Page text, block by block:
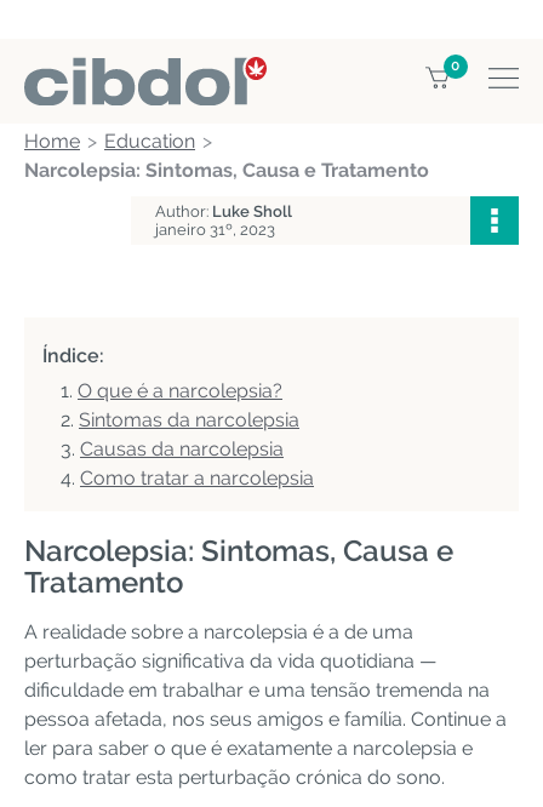
0
Home
Education
Narcolepsia: Sintomas, Causa e Tratamento
Author: Luke Sholl
janeiro 31º, 2023
Índice:
O que é a narcolepsia?
Sintomas da narcolepsia
Causas da narcolepsia
Como tratar a narcolepsia
Narcolepsia: Sintomas, Causa e
Tratamento
A realidade sobre a narcolepsia é a de uma
perturbação significativa da vida quotidiana —
dificuldade em trabalhar e uma tensão tremenda na
pessoa afetada, nos seus amigos e família. Continue a
ler para saber o que é exatamente a narcolepsia e
como tratar esta perturbação crónica do sono.